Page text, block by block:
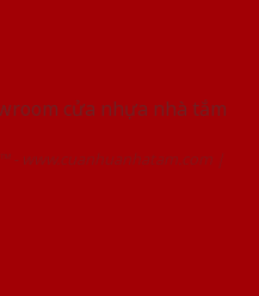
cửa nhựa nhà tắm
- www.cuanhuanhatam.com |